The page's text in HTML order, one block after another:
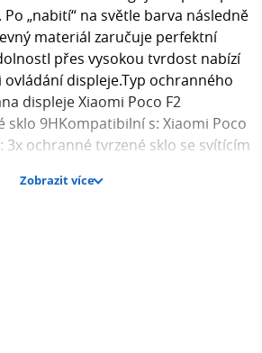
„nabití“ na světle barva následně
materiál zaručuje perfektní
přes vysokou tvrdost nabízí
displeje.Typ ochranného
displeje Xiaomi Poco F2
sklo 9HKompatibilní s: Xiaomi Poco
3x ochranné tvrzené sklo se svítícím
telefonu. Fotografie skla mohou
Zobrazit více